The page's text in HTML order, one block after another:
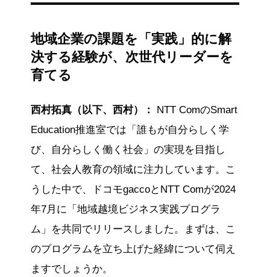
地域企業の課題を「実践」的に解
決する経験が、次世代リーダーを
育てる
西村拓真（以下、西村）： NTT ComのSmart
Education推進室では「誰もが自分らしく学
び、自分らしく働く社会」の実現を目指し
て、社会人教育の領域に注力しています。こ
うした中で、ドコモgaccoとNTT Comが2024
年7月に「地域越境ビジネス実践プログラ
ム」を共同でリリースしました。まずは、こ
のプログラムを立ち上げた経緯について伺え
ますでしょうか。